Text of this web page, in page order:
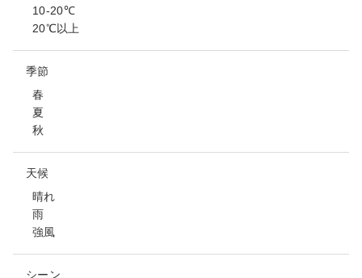
10-20℃
20℃以上
季節
春
夏
秋
天候
晴れ
雨
強風
シーン